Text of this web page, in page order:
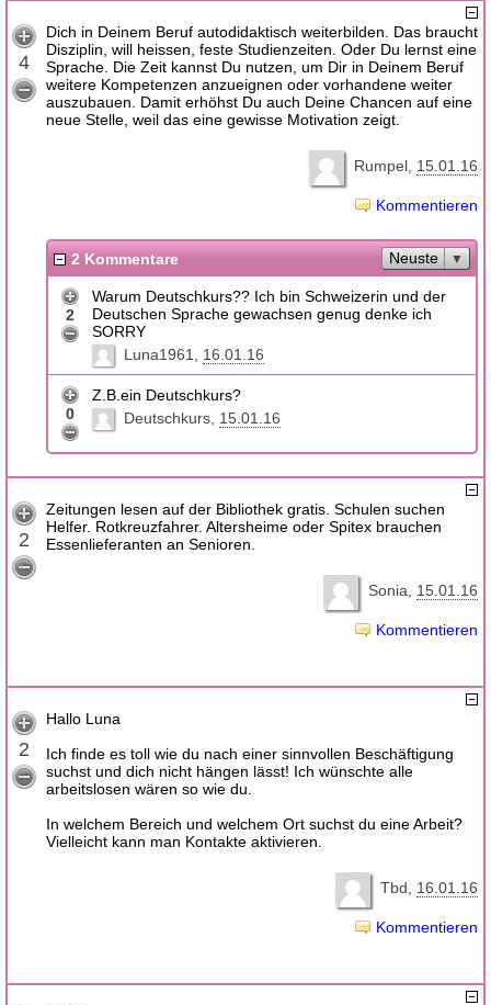
4
Dich in Deinem Beruf autodidaktisch weiterbilden. Das braucht
Disziplin, will heissen, feste Studienzeiten. Oder Du lernst eine
Sprache. Die Zeit kannst Du nutzen, um Dir in Deinem Beruf
weitere Kompetenzen anzueignen oder vorhandene weiter
auszubauen. Damit erhöhst Du auch Deine Chancen auf eine
neue Stelle, weil das eine gewisse Motivation zeigt.
Rumpel 15.01.16
Kommentieren
2 Kommentare Neuste
2
Warum Deutschkurs?? Ich bin Schweizerin und der
Deutschen Sprache gewachsen genug denke ich
SORRY
Luna1961
16.01.16
0
Z.B.ein Deutschkurs?
Deutschkurs 15.01.16
2
Zeitungen lesen auf der Bibliothek gratis. Schulen suchen
Helfer. Rotkreuzfahrer. Altersheime oder Spitex brauchen
Essenlieferanten an Senioren.
Sonia 15.01.16
Kommentieren
2
Hallo Luna
Ich finde es toll wie du nach einer sinnvollen Beschäftigung
suchst und dich nicht hängen lässt! Ich wünschte alle
arbeitslosen wären so wie du.
In welchem Bereich und welchem Ort suchst du eine Arbeit?
Vielleicht kann man Kontakte aktivieren.
Tbd 16.01.16
Kommentieren